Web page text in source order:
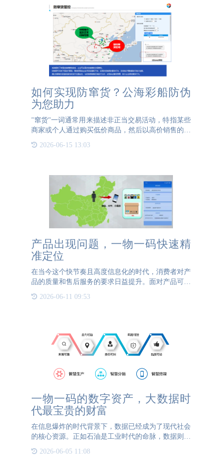
如何实现防窜货？公海彩船防伪
为您助力
"窜货"一词通常用来描述非正当交易活动，特指某些
商家或个人通过购买低价商品，然后以高价销售的行
为。窜货可能涉及以下几种情况：并行进口：商家以
低价从其他地区购买某商品，然后高价销售到目标市
2026-06-15 13:03
产品出现问题，一物一码快速精
准定位
在当今这个快节奏且高度信息化的时代，消费者对产
品的质量和售后服务的要求日益提升。面对产品可能
成为了企业提升客户满意度与品牌忠诚度的关键。而
2026-06-11 09:53
一物一码的数字资产，大数据时
代最宝贵的财富
在信息爆炸的时代背景下，数据已经成为了现代社会
的核心资源。正如石油是工业时代的命脉，数据则是
数字经济的灵魂。一物一码，是指每一个物品都有一
个独特的编码，这不仅仅是一个简单的标识符，更是
2026-06-05 11:08